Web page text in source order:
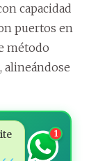
capacidad
puertos en
método
alineándose
1